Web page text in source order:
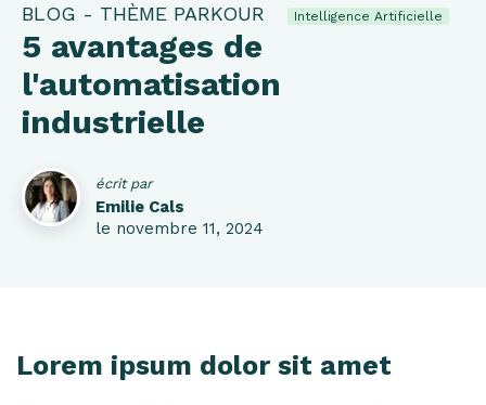
BLOG - THÈME PARKOUR Intelligence Artificielle
5 avantages de
l'automatisation
industrielle
écrit par
Emilie Cals
le novembre 11, 2024
Lorem ipsum dolor sit amet